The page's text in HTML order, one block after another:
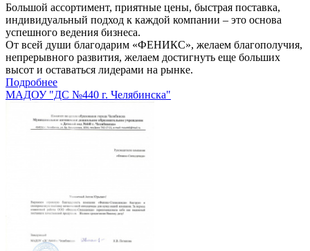
Большой ассортимент, приятные цены, быстрая поставка,
индивидуальный подход к каждой компании – это основа
успешного ведения бизнеса.
От всей души благодарим «ФЕНИКС», желаем благополучия,
непрерывного развития, желаем достигнуть еще больших
высот и оставаться лидерами на рынке.
Подробнее
МАДОУ "ДС №440 г. Челябинска"